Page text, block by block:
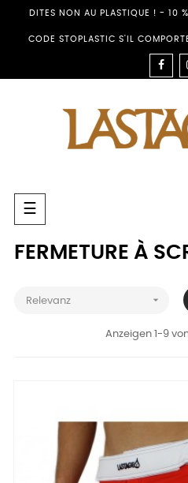
DITES NON AU PLASTIQUE ! - 10
CODE STOPLASTIC S'IL
Umschalten
der
☰
FERMETURE À
Relevanz 
Anzeigen 1-9